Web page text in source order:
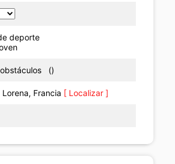
deporte
()
Francia [ Localizar ]